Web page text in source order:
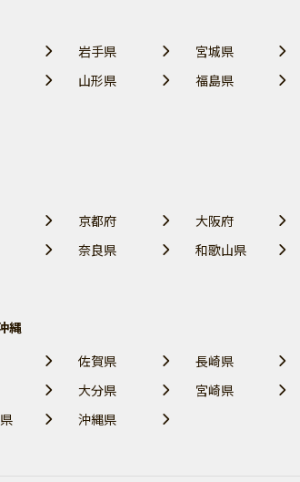
岩手県
宮城県
山形県 福島県
京都府
大阪府
奈良県 和歌山県
縄
佐賀県
長崎県
大分県
宮崎県
沖縄県